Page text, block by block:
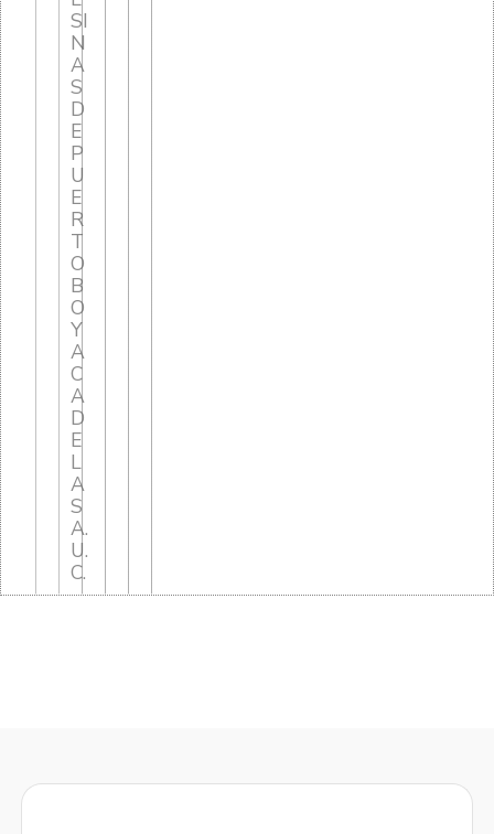
SI
N
A
S
D
E
P
U
E
R
T
O
B
O
Y
A
C
A
D
E
L
A
S
A.
U.
C.